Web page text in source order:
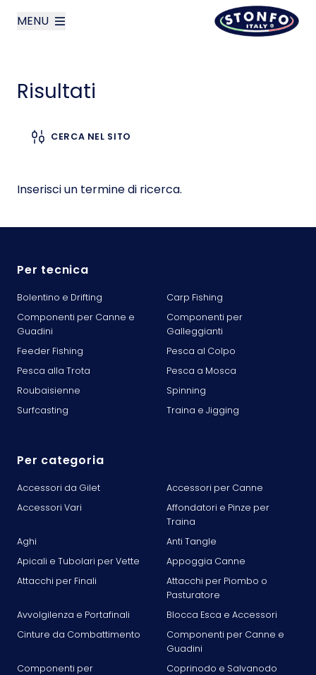
MENU
Prodotti
News
Risultati
CERCA NEL SITO
Inserisci un termine di ricerca.
Per tecnica
Bolentino e Drifting
Carp Fishing
Componenti per Canne e
Guadini
Componenti per
Galleggianti
Feeder Fishing
Pesca al Colpo
Pesca alla Trota
Pesca a Mosca
Roubaisienne
Spinning
Surfcasting
Traina e Jigging
Per categoria
Accessori da Gilet
Accessori per Canne
Accessori Vari
Affondatori e Pinze per
Traina
Aghi
Anti Tangle
Apicali e Tubolari per Vette
Appoggia Canne
Attacchi per Finali
Attacchi per Piombo o
Pasturatore
Avvolgilenza e Portafinali
Blocca Esca e Accessori
Cinture da Combattimento
Componenti per Canne e
Guadini
Componenti per
Coprinodo e Salvanodo